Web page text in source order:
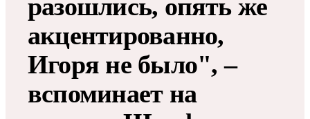
разошлись, опять же
акцентированно,
Игоря не было", –
вспоминает на